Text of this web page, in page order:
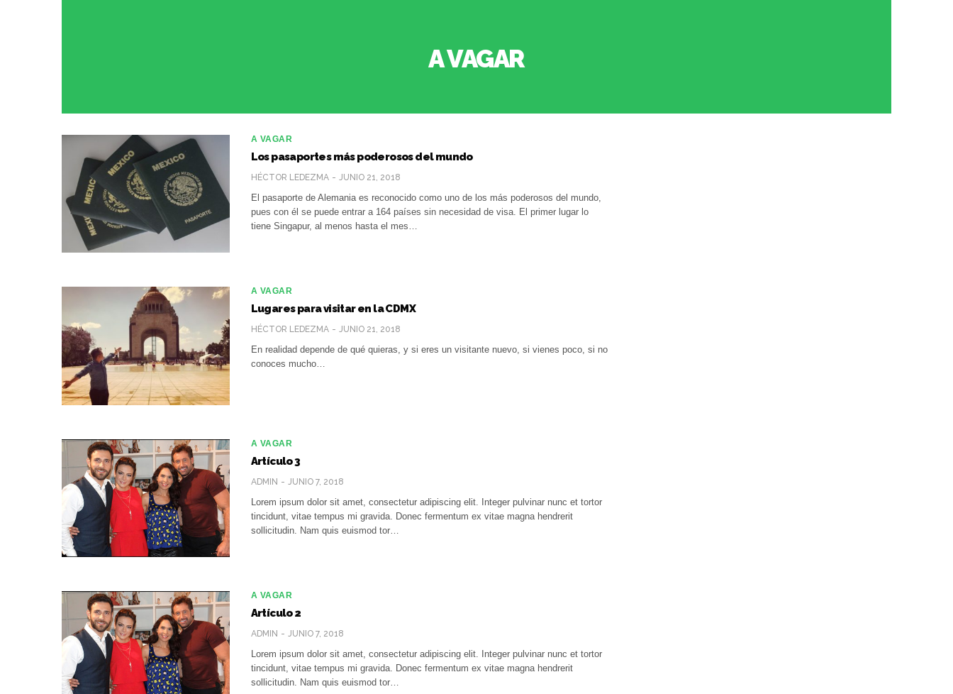
A VAGAR
A VAGAR
Los pasaportes más poderosos del mundo
HÉCTOR LEDEZMA JUNIO 21, 2018
El pasaporte de Alemania es reconocido como uno de los más poderosos del mundo,
pues con él se puede entrar a 164 países sin necesidad de visa. El primer lugar lo
tiene Singapur, al menos hasta el mes…
A VAGAR
Lugares para visitar en la CDMX
HÉCTOR LEDEZMA JUNIO 21, 2018
En realidad depende de qué quieras, y si eres un visitante nuevo, si vienes poco, si no
conoces mucho…
A VAGAR
Artículo 3
ADMIN JUNIO 7, 2018
Lorem ipsum dolor sit amet, consectetur adipiscing elit. Integer pulvinar nunc et tortor
tincidunt, vitae tempus mi gravida. Donec fermentum ex vitae magna hendrerit
sollicitudin. Nam quis euismod tor…
A VAGAR
Artículo 2
ADMIN JUNIO 7, 2018
Lorem ipsum dolor sit amet, consectetur adipiscing elit. Integer pulvinar nunc et tortor
tincidunt, vitae tempus mi gravida. Donec fermentum ex vitae magna hendrerit
sollicitudin. Nam quis euismod tor…